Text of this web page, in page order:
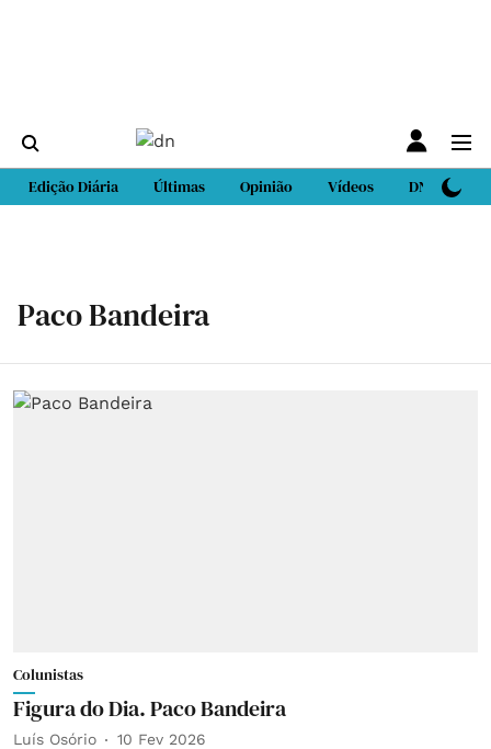
Edição Diária Últimas Opinião Vídeos DN Sport
Paco Bandeira
Colunistas
Figura do Dia. Paco Bandeira
Luís Osório 10 Fev 2026